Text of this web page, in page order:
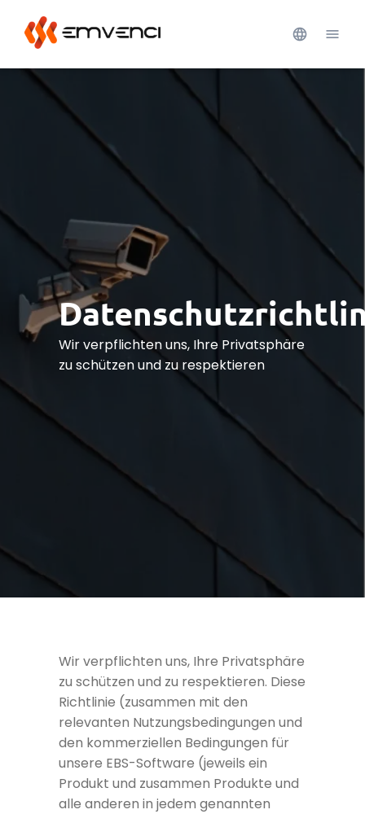
Wir verpflichten uns, Ihre Privatsphäre
zu schützen und zu respektieren
Wir verpflichten uns, Ihre Privatsphäre
zu schützen und zu respektieren. Diese
Richtlinie (zusammen mit den
relevanten Nutzungsbedingungen und
den kommerziellen Bedingungen für
unsere EBS-Software (jeweils ein
Produkt und zusammen Produkte und
alle anderen in jedem genannten